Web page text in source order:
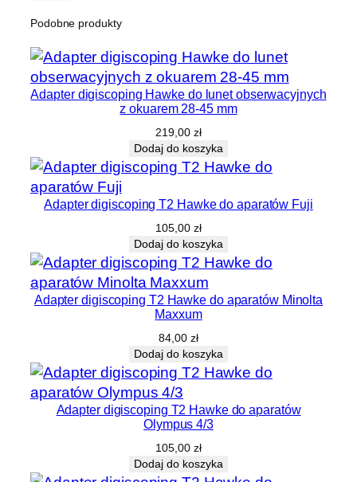
Podobne produkty
Adapter digiscoping Hawke do lunet obserwacyjnych
z okuarem 28-45 mm
219,00 zł
Dodaj do koszyka
Adapter digiscoping T2 Hawke do aparatów Fuji
105,00 zł
Dodaj do koszyka
Adapter digiscoping T2 Hawke do aparatów Minolta
Maxxum
84,00 zł
Dodaj do koszyka
Adapter digiscoping T2 Hawke do aparatów
Olympus 4/3
105,00 zł
Dodaj do koszyka